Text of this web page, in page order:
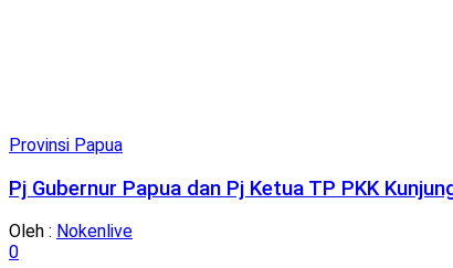
Provinsi Papua
Pj Gubernur Papua dan Pj Ketua TP PKK
Oleh : Nokenlive
0